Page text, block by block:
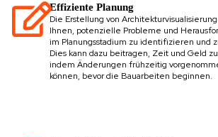
Effiziente Planung
Die Erstellung von
Ihnen, potenzielle Probleme und
im Planungsstadium zu identifizieren und
Dies kann dazu beitragen, Zeit und Geld
indem Änderungen frühzeitig
können, bevor die Bauarbeiten beginnen.